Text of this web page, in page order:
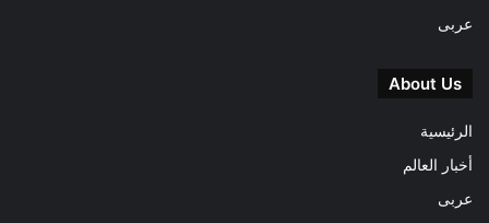
عربى
About Us
الرئيسية
أخبار العالم
عربى